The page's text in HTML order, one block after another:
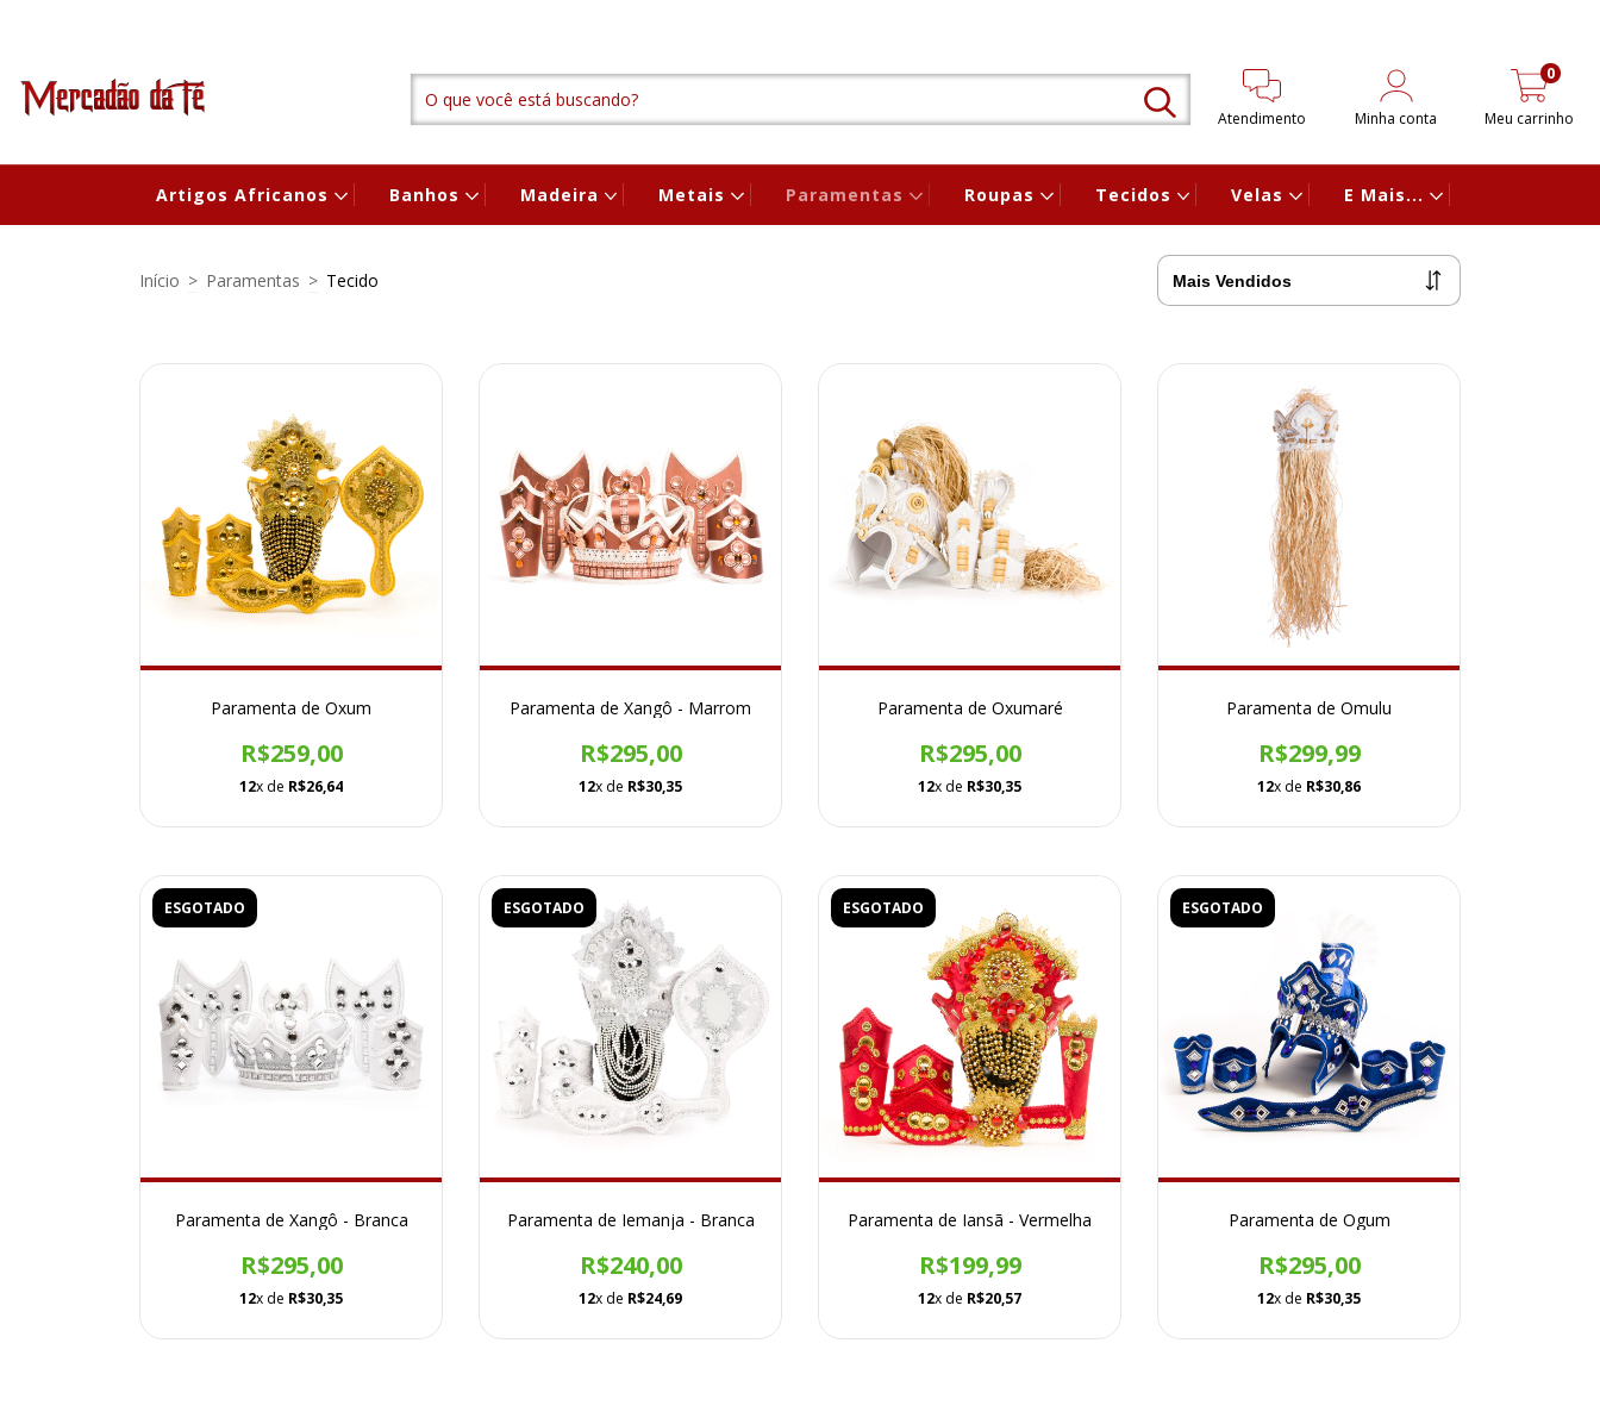
Atendimento Minha conta Meu carrinho
0
Artigos Africanos Banhos Madeira Metais Paramentas Roupas Tecidos Velas E Mais...
Início > Paramentas > Tecido
Paramenta de Oxum
R$259,00
12x de R$26,64
Paramenta de Xangô - Marrom
R$295,00
12x de R$30,35
Paramenta de Oxumaré
R$295,00
12x de R$30,35
Paramenta de Omulu
R$299,99
12x de R$30,86
ESGOTADO
Paramenta de Xangô - Branca
R$295,00
12x de R$30,35
ESGOTADO
Paramenta de Iemanja - Branca
R$240,00
12x de R$24,69
ESGOTADO
Paramenta de Iansã - Vermelha
R$199,99
12x de R$20,57
ESGOTADO
Paramenta de Ogum
R$295,00
12x de R$30,35